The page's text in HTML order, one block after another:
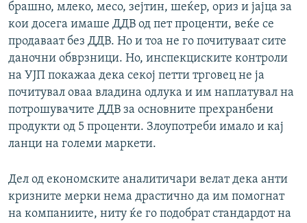
брашно, млеко, месо, зејтин, шеќер, ориз и јајца за
кои досега имаше ДДВ од пет проценти, веќе се
продаваат без ДДВ. Но и тоа не го почитуваат сите
даночни обврзници. Но, инспекциските контроли
на УЈП покажаа дека секој петти трговец не ја
почитувал оваа владина одлука и им наплатувал на
потрошувачите ДДВ за основните прехранбени
продукти од 5 проценти. Злоупотреби имало и кај
ланци на големи маркети.
Дел од економските аналитичари велат дека анти
кризните мерки нема драстично да им помогнат
на компаниите, ниту ќе го подобрат стандардот на